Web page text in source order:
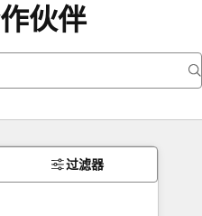
伙伴
过滤器